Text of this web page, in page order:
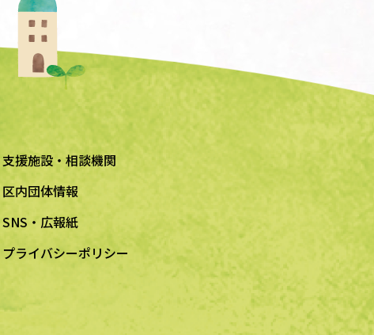
支援施設・相談機関
区内団体情報
SNS・広報紙
プライバシーポリシー